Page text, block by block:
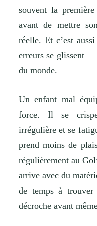
souvent la
avant de mettre
réelle. Et c’est
erreurs se glissent
du monde.
Un enfant mal
force. Il se
irrégulière et se
prend moins de
régulièrement au
arrive avec du
de temps à
décroche avant